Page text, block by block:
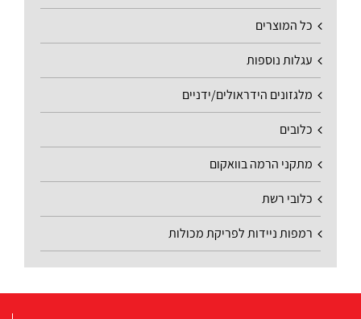
כל המוצרים
עגלות נוספות
מלגזונים הידראולים/ידניים
כלובים
מתקני הרמה בוואקום
כלובי רשת
רמפות ניידות לפריקת מכולות